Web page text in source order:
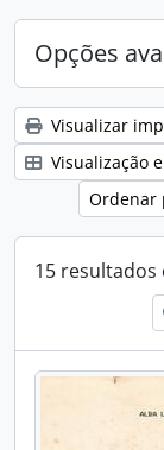
Opções
Visualizar
Visualização
Ordenar
15